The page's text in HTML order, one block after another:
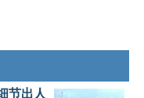
节出人